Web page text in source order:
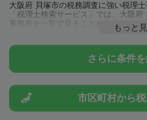
大阪府 貝塚市の税務調査に強い税理
「税理士検索サービス」では、大阪
事務所を一覧で見ることが出来ます
とは一度近隣の税理士に相談してみま
もっと
さらに条件
市区町村から